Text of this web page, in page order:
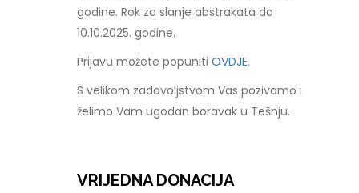
godine. Rok za slanje abstrakata do
10.10.2025. godine.
Prijavu možete popunitiOVDJE.
S velikom zadovoljstvom Vas pozivamo i
želimo Vam ugodan boravak u Tešnju.
VRIJEDNA DONACIJA